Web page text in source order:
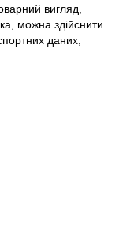
вигляд,
можна здійснити
даних,